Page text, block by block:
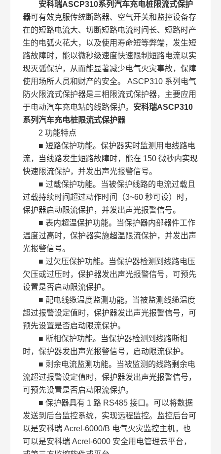
安科瑞ASCP310系列汽车充电桩限流式保护
器可有效克服传统断路器、空气开关和监控设备存
在的短路电流大、切断短路电流时间长、短路时产
生的电弧火花大，以及使用寿命短等弊端，发生短
路故障时，能以微秒级速度快速限制短路电流以实
现灭弧保护，从而能显著减少电气火灾事故，保障
使用场所人员和财产的安全。 ASCP310 系列电气
防火限流式保护器是三相限流式保护器，主要应用
于电动汽车充电站的线路保护。 安科瑞ASCP310
系列汽车充电桩限流式保护器
2 功能特点
■ 短路保护功能。保护器实时监测用电线路电
流，当线路发生短路故障时，能在 150 微秒内实现
快速限流保护，并发出声光报警信号。
■ 过载保护功能。当被保护线路的电流过载且
过载持续时间超过动作时间（3~60 秒可设）时，
保护器启动限流保护，并发出声光报警信号。
■ 表内超温保护功能。当保护器内部器件工作
温度过高时，保护器实施超温限流保护，并发出声
光报警信号。
■ 过欠压保护功能。当保护器检测到线路电压
欠压或过压时，保护器发出声光报警信号，可预先
设置是否启动限流保护。
■ 配电线缆温度监测功能。当被监测线缆温度
超过报警设定值时，保护器发出声光报警信号，可
预先设置是否启动限流保护。
■ 断相保护功能。当保护器检测到线路断相
时，保护器发出声光报警信号，启动限流保护。
■ 剩余电流监测功能。当被监测的线路剩余电
流超过报警设定值时，保护器发出声光报警信号，
可预先设置是否启动限流保护。
■ 保护器具有 1 路 RS485 接口。可以将数据
发送到后台监控系统，实现远程监控。监控后台可
以是安科瑞 Acrel-6000/B 电气火灾监控主机，也
可以是安科瑞 Acrel-6000 安全用电管理云平台，